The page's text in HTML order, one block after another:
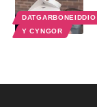
Y CYNGOR